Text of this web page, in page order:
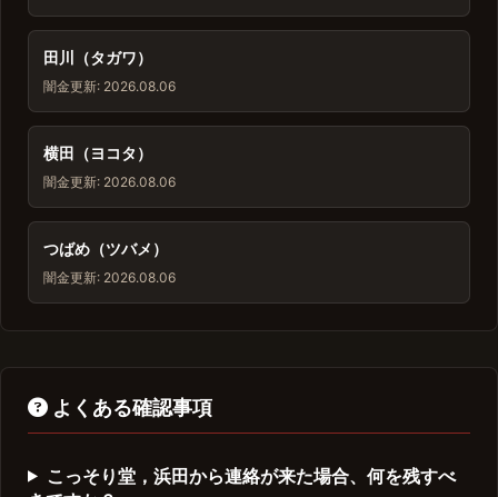
田川（タガワ）
闇金更新: 2026.08.06
横田（ヨコタ）
闇金更新: 2026.08.06
つばめ（ツバメ）
闇金更新: 2026.08.06
よくある確認事項
こっそり堂，浜田から連絡が来た場合、何を残すべ